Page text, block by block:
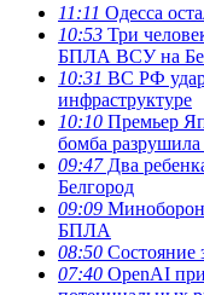
11:11 Одесса
10:53 Три
БПЛА ВСУ на
10:31 ВС РФ
инфраструктуре
10:10 Премьер
бомба разрушила
09:47Два
Белгород
09:09
БПЛА
08:50 Состояние
07:40 OpenAI